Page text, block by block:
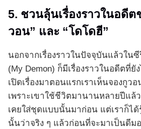
5. ชวนลุ้นเรื่องราวในอดีต
วอน” และ “โดโดฮี”
นอกจากเรื่องราวในปัจจุบันแล้วใน
(My Demon) ก็มีเรื่องราวในอดีตที่ยั
เปิดเรื่องมาตอนแรกเราเห็นจองกูว
เพราะเขาใช้ชีวิตมานานหลายปีแล้
เคยใส่ชุดแบบนั้นมาก่อน แต่เราก็ได้
นั้นว่าจริง ๆ แล้วก่อนที่จะมาเป็นดีม